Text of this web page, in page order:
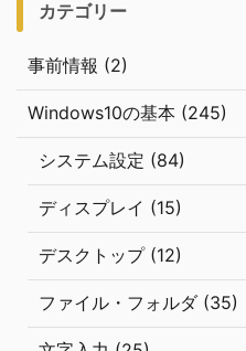
カテゴリー
事前情報 (2)
Windows10の基本 (245)
システム設定 (84)
ディスプレイ (15)
デスクトップ (12)
ファイル・フォルダ (35)